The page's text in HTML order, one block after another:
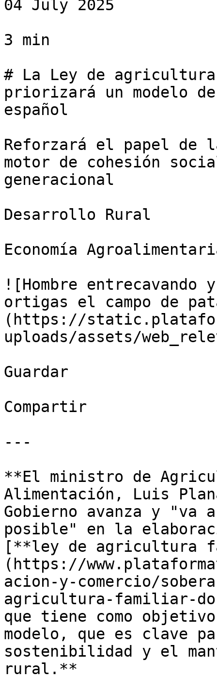
04 July 2025
3 min
# La Ley de
priorizará un modelo
español
Reforzará el papel de
motor de cohesión
generacional
Desarrollo Rural
Economía
![Hombre
ortigas el campo de
(https://
uploads/assets/
Guardar
Compartir
---
**El ministro de
Alimentación, Luis
Gobierno avanza y "va
posible" en la
[**ley de agricultura
(https://
acion-y-comercio/
agricultura-familiar-
que tiene como
modelo, que es clave
sostenibilidad y el
rural.**